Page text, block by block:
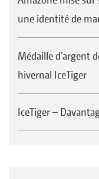
une identité de
Médaille d’argent
hivernal IceTiger
IceTiger –